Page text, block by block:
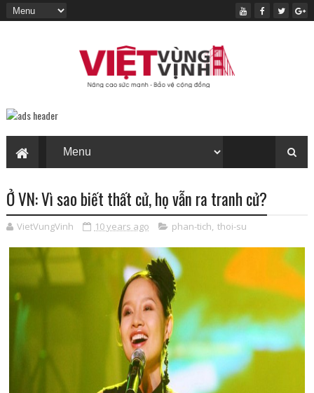
Ở VN: Vì sao biết thất cử, họ vẫn ra tranh cử?
VietVungVinh 10 years ago phan-tich, thoi-su